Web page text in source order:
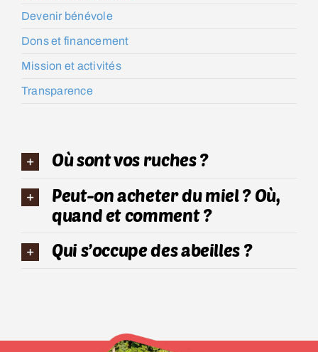
Devenir bénévole
Dons et financement
Mission et activités
Transparence
Où sont vos ruches ?
Peut-on acheter du miel ? Où,
quand et comment ?
Qui s’occupe des abeilles ?